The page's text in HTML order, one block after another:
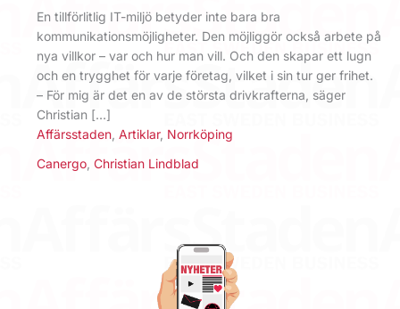
En tillförlitlig IT-miljö betyder inte bara bra
kommunikationsmöjligheter. Den möjliggör också arbete på
nya villkor – var och hur man vill. Och den skapar ett lugn
och en trygghet för varje företag, vilket i sin tur ger frihet.
– För mig är det en av de största drivkrafterna, säger
Christian […]
Affärsstaden Artiklar, Norrköping
Canergo Christian Lindblad